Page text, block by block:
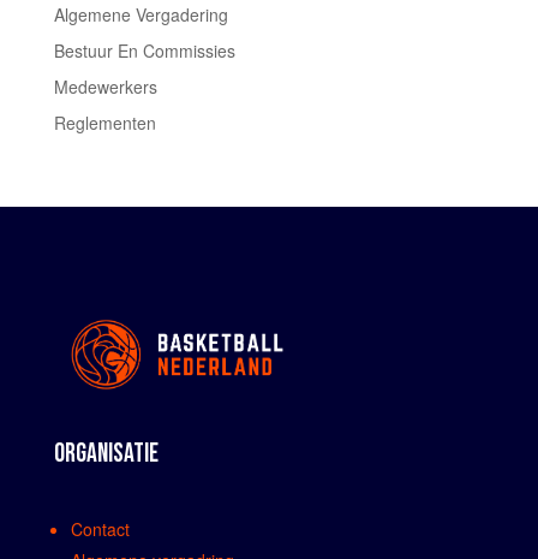
Algemene Vergadering
Bestuur En Commissies
Medewerkers
Reglementen
ORGANISATIE
Contact